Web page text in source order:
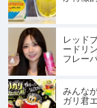
レッド
ードリ
フレー
みんな
ガリ君